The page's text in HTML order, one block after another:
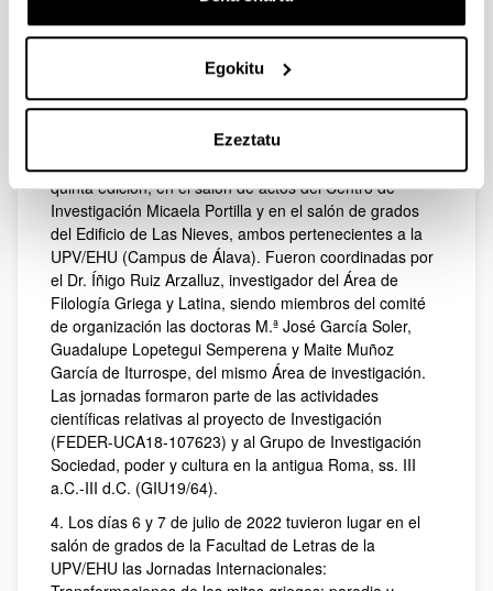
Egokitu
Ezeztatu
Antigüedad Peninsular; al Proyecto Colaborativo
(COLAB19/07); y al Grupo de Investigación Sociedad,
poder y cultura en la antigua Roma, ss. III a.C.-III d.C.
(GIU19/64).
3. Del 17 al 18 de diciembre de 2021 las Jornadas
internacionales: In flore novo se desarrollaron, en su
quinta edición, en el salón de actos del Centro de
Investigación Micaela Portilla y en el salón de grados
del Edificio de Las Nieves, ambos pertenecientes a la
UPV/EHU (Campus de Álava). Fueron coordinadas por
el Dr. Íñigo Ruiz Arzalluz, investigador del Área de
Filología Griega y Latina, siendo miembros del comité
de organización las doctoras M.ª José García Soler,
Guadalupe Lopetegui Semperena y Maite Muñoz
García de Iturrospe, del mismo Área de investigación.
Las jornadas formaron parte de las actividades
científicas relativas al proyecto de Investigación
(FEDER-UCA18-107623) y al Grupo de Investigación
Sociedad, poder y cultura en la antigua Roma, ss. III
a.C.-III d.C. (GIU19/64).
4. Los días 6 y 7 de julio de 2022 tuvieron lugar en el
salón de grados de la Facultad de Letras de la
UPV/EHU las Jornadas Internacionales: